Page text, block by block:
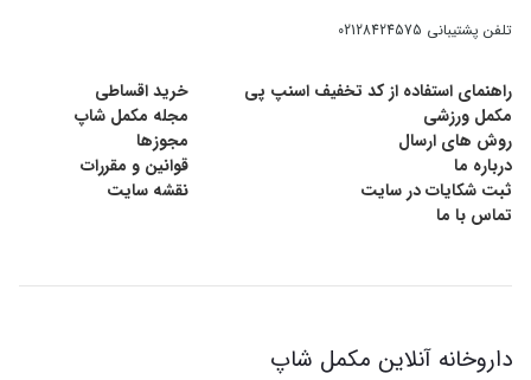
تلفن پشتیبانی 02128424575
راهنمای استفاده از کد تخفیف اسنپ پی
خرید اقساطی
مکمل ورزشی
مجله مکمل شاپ
روش های ارسال
مجوزها
درباره ما
قوانین و مقررات
ثبت شکایات در سایت
نقشه سایت
تماس با ما
داروخانه آنلاین مکمل شاپ